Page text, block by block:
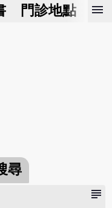
門診地點 預
menu
尋
subject